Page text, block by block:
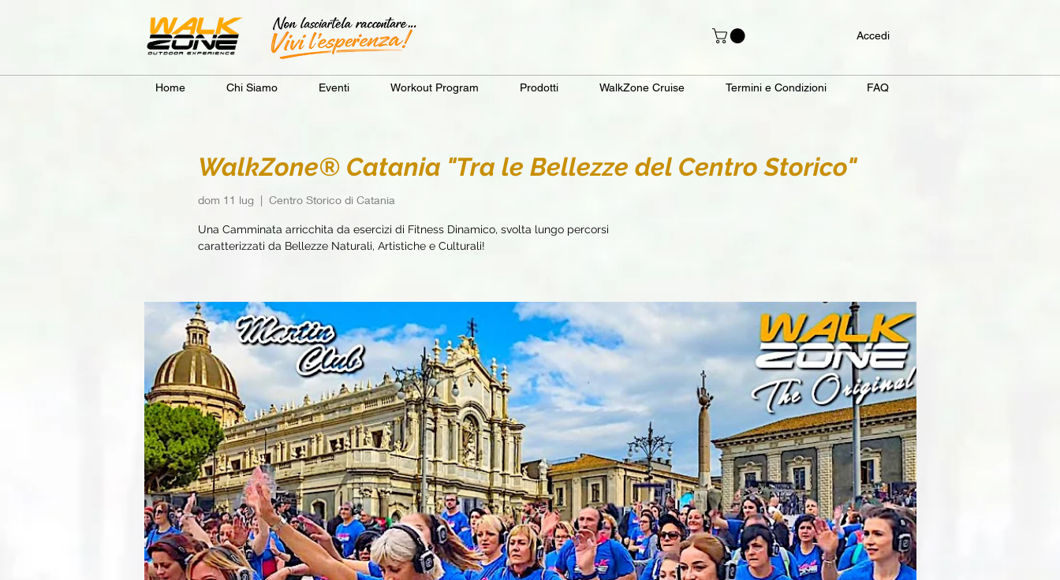
Accedi
Home Chi Siamo Eventi Workout Program Prodotti WalkZone Cruise Termini e Condizioni FAQ
WalkZone® Catania "Tra le Bellezze del Centro Storico"
dom 11 lug
  |
Centro Storico di Catania
Una Camminata arricchita da esercizi di Fitness Dinamico, svolta lungo percorsi
caratterizzati da Bellezze Naturali, Artistiche e Culturali!